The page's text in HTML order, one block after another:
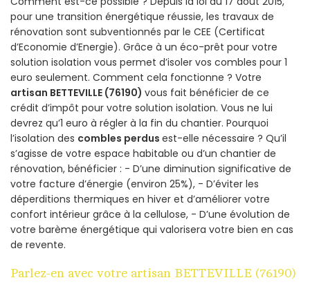
pour une transition énergétique réussie, les travaux de
rénovation sont subventionnés par le CEE (Certificat
d’Economie d’Energie). Grâce à un éco-prêt pour votre
solution isolation vous permet d’isoler vos combles pour 1
euro seulement. Comment cela fonctionne ? Votre
artisan BETTEVILLE (76190) vous fait bénéficier de ce
crédit d’impôt pour votre solution isolation. Vous ne lui
devrez qu’1 euro à régler à la fin du chantier. Pourquoi
l’isolation des combles perdus est-elle nécessaire ? Qu’il
s’agisse de votre espace habitable ou d’un chantier de
rénovation, bénéficier : - D’une diminution significative de
votre facture d’énergie (environ 25%), - D’éviter les
déperditions thermiques en hiver et d’améliorer votre
confort intérieur grâce à la cellulose, - D’une évolution de
votre barème énergétique qui valorisera votre bien en cas
de revente.
Parlez-en avec votre artisan BETTEVILLE (76190)